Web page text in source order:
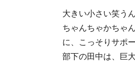
大きい小さい笑う
ちゃんちゃかちゃ
に、こっそりサポ
部下の田中は、巨